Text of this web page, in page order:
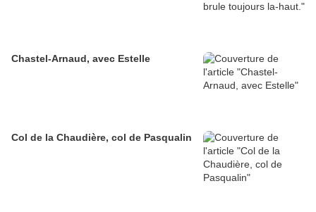
Chastel-Arnaud, avec Estelle
Col de la Chaudière, col de Pasqualin